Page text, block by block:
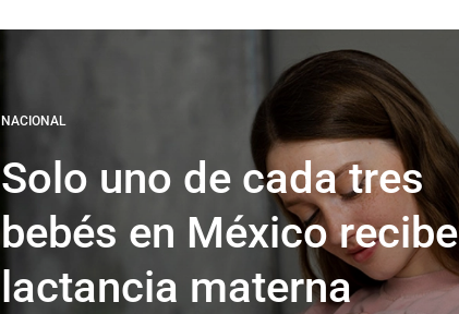
NACIONAL
Solo uno de cada tres
bebés en México recibe
lactancia materna